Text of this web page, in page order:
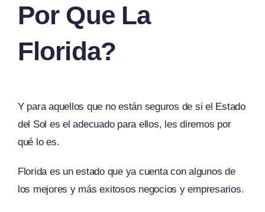
Por Que La
Florida?
Y para aquellos que no están seguros de si el Estado
del Sol es el adecuado para ellos, les diremos por
qué lo es.
Florida es un estado que ya cuenta con algunos de
los mejores y más exitosos negocios y empresarios.